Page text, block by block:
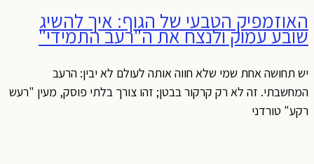
האוזמפיק הטבעי של הגוף: איך להשיג
שובע עמוק ולנצח את ה"רעב התמידי"
יש תחושה אחת שמי שלא חווה אותה לעולם לא יבין: הרעב
המחשבתי. זה לא רק קרקור בבטן; זהו צורך בלתי פוסק, מעין "רעש
רקע" טורדני